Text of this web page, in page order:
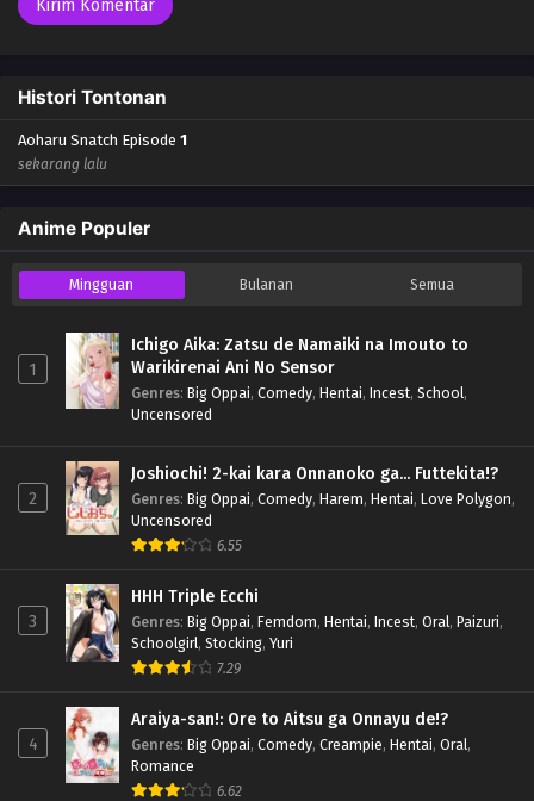
Histori Tontonan
Aoharu Snatch Episode 1
sekarang lalu
Anime Populer
Mingguan Bulanan Semua
1
Ichigo Aika: Zatsu de Namaiki na Imouto to
Warikirenai Ani No Sensor
Genres: Big Oppai, Comedy, Hentai, Incest, School,
Uncensored
2
Joshiochi! 2-kai kara Onnanoko ga... Futtekita!?
Genres: Big Oppai, Comedy, Harem, Hentai, Love Polygon,
Uncensored
6.55
3
HHH Triple Ecchi
Genres: Big Oppai, Femdom, Hentai, Incest, Oral, Paizuri,
Schoolgirl, Stocking, Yuri
7.29
4
Araiya-san!: Ore to Aitsu ga Onnayu de!?
Genres: Big Oppai, Comedy, Creampie, Hentai, Oral,
Romance
6.62